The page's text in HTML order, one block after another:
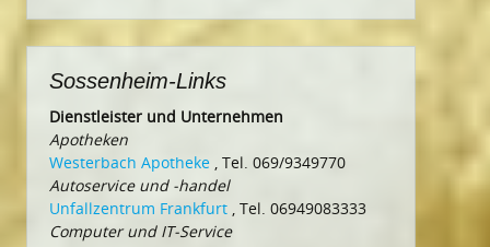
Sossenheim-Links
Dienstleister und Unternehmen
Apotheken
Westerbach Apotheke , Tel. 069/9349770
Autoservice und -handel
Unfallzentrum Frankfurt , Tel. 06949083333
Computer und IT-Service